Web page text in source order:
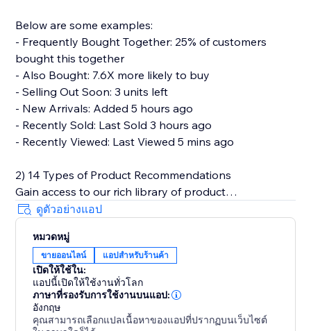
Below are some examples:
- Frequently Bought Together: 25% of customers
bought this together
- Also Bought: 7.6X more likely to buy
- Selling Out Soon: 3 units left
- New Arrivals: Added 5 hours ago
- Recently Sold: Last Sold 3 hours ago
- Recently Viewed: Last Viewed 5 mins ago
2) 14 Types of Product Recommendations
Gain access to our rich library of product
recommendations. Each personalized
recommendations can be easily set up in a plug-and-
play manner.
Below are types of product recommendations that
we provide.
- Frequently Bought Together
ดูตัวอย่างแอป
หมวดหมู่
ขายออนไลน์ แอปสำหรับร้านค้า
เปิดให้ใช้ใน:
แอปนี้เปิดให้ใช้งานทั่วโลก
ภาษาที่รองรับการใช้งานบนแอป:
อังกฤษ
คุณสามารถเลือกแปลเนื้อหาของแอปที่ปรากฏบนเว็บไซต์